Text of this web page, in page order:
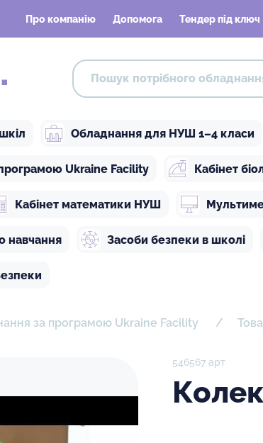
Про компанію Допомога Тендер під ключ
Обладнання для НУШ 1–4 класи
Ukraine Facility Кабінет
Кабінет математики НУШ
навчання Засоби безпеки в школі
за програмою Ukraine Facility
546567 арт